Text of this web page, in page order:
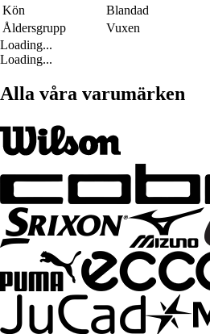
Kön
Blandad
Åldersgrupp
Vuxen
Loading...
Loading...
Alla våra varumärken